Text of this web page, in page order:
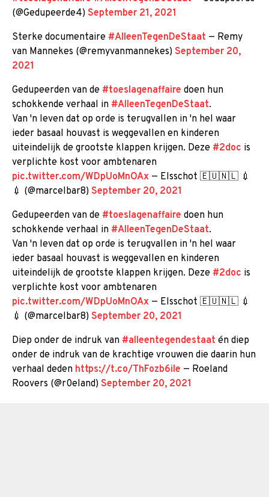
(@Gedupeerde4) September 21, 2021
Sterke documentaire #AlleenTegenDeStaat — Remy
van Mannekes (@remyvanmannekes) September 20,
2021
Gedupeerden van de #toeslagenaffaire doen hun
schokkende verhaal in #AlleenTegenDeStaat.
Van 'n leven dat op orde is terugvallen in 'n hel waar
ieder basaal houvast is weggevallen en kinderen
uiteindelijk de grootste klappen krijgen. Deze #2doc is
verplichte kost voor ambtenaren
pic.twitter.com/WDpUoMnOAx — Elsschot 🇪🇺🇳🇱 💉
💉 (@marcelbar8) September 20, 2021
Gedupeerden van de #toeslagenaffaire doen hun
schokkende verhaal in #AlleenTegenDeStaat.
Van 'n leven dat op orde is terugvallen in 'n hel waar
ieder basaal houvast is weggevallen en kinderen
uiteindelijk de grootste klappen krijgen. Deze #2doc is
verplichte kost voor ambtenaren
pic.twitter.com/WDpUoMnOAx — Elsschot 🇪🇺🇳🇱 💉
💉 (@marcelbar8) September 20, 2021
Diep onder de indruk van #alleentegendestaat én diep
onder de indruk van de krachtige vrouwen die daarin hun
verhaal deden https://t.co/ThFozb6iIe — Roeland
Roovers (@r0eland) September 20, 2021